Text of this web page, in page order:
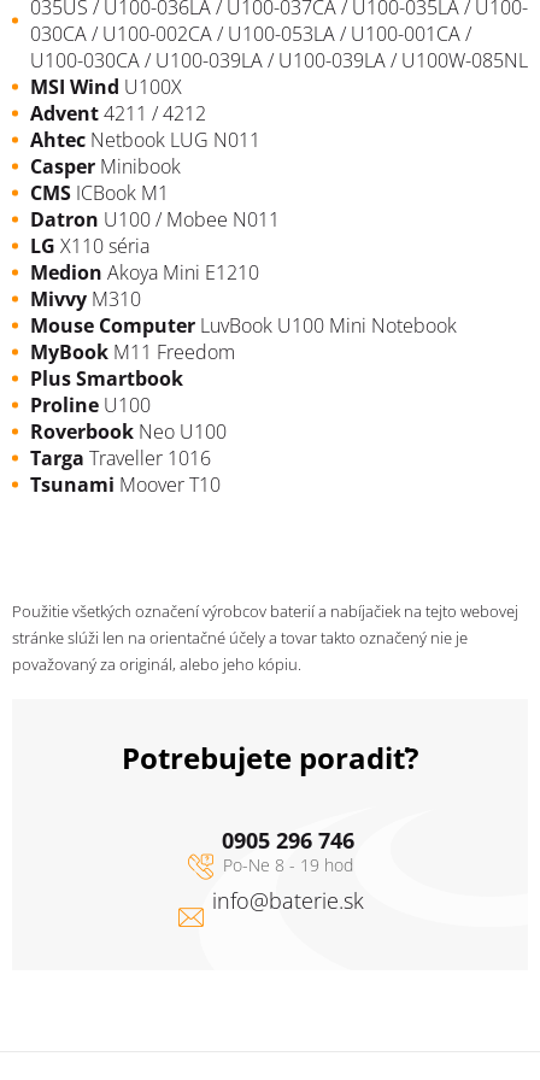
035US / U100-036LA / U100-037CA / U100-035LA / U100-
030CA / U100-002CA / U100-053LA / U100-001CA /
U100-030CA / U100-039LA / U100-039LA / U100W-085NL
MSI Wind U100X
Advent4211 / 4212
Ahtec Netbook LUG N011
Casper Minibook
CMS ICBook M1
Datron U100 / Mobee N011
LG X110 séria
Medion Akoya Mini E1210
Mivvy M310
Mouse Computer LuvBook U100 Mini Notebook
MyBook M11 Freedom
Plus Smartbook
Proline U100
Roverbook Neo U100
Targa Traveller 1016
Tsunami Moover T10
Použitie všetkých označení výrobcov baterií a nabíjačiek na tejto webovej
stránke slúži len na orientačné účely a tovar takto označený nie je
považovaný za originál, alebo jeho kópiu.
Potrebujete poradiť?
info@baterie.sk
0905 296 746